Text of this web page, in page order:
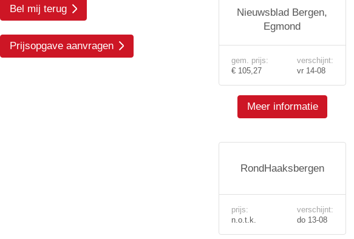
Bel mij terug
Prijsopgave aanvragen
Nieuwsblad Bergen,
Egmond
gem. prijs:
€ 105,27
verschijnt:
vr 14-08
Meer informatie
RondHaaksbergen
prijs:
n.o.t.k.
verschijnt:
do 13-08